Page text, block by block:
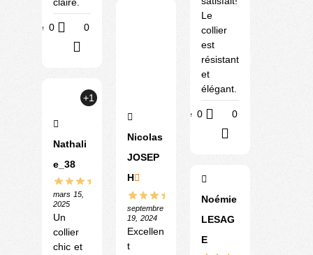
Utile 0 0
+1
Nathali
e_38
mars 15,
2025
Un
collier
chic et
Nicolas
JOSEP
H
septembre
19, 2024
Excellen
t
Le
collier
est
résistant
et
élégant.
Utile 0 0
Noémie
LESAG
E